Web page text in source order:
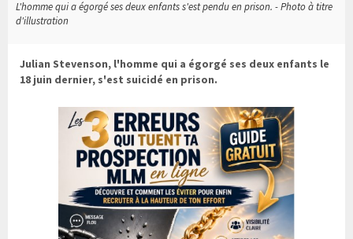
L'homme qui a égorgé ses deux enfants s'est pendu en prison. - Photo à titre
d'illustration
Julian Stevenson, l'homme qui a égorgé ses deux enfants le
18 juin dernier, s'est suicidé en prison.